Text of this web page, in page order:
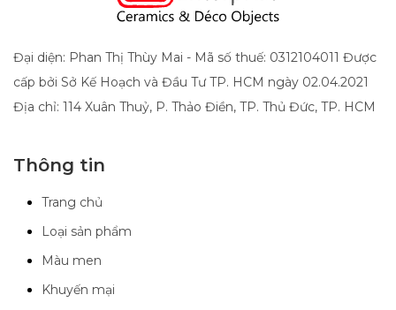
Đại diện: Phan Thị Thùy Mai - Mã số thuế: 0312104011 Được
cấp bởi Sở Kế Hoạch và Đầu Tư TP. HCM ngày 02.04.2021
Địa chỉ: 114 Xuân Thuỷ, P. Thảo Điền, TP. Thủ Đức, TP. HCM
Thông tin
Trang chủ
Loại sản phẩm
Màu men
Khuyến mại